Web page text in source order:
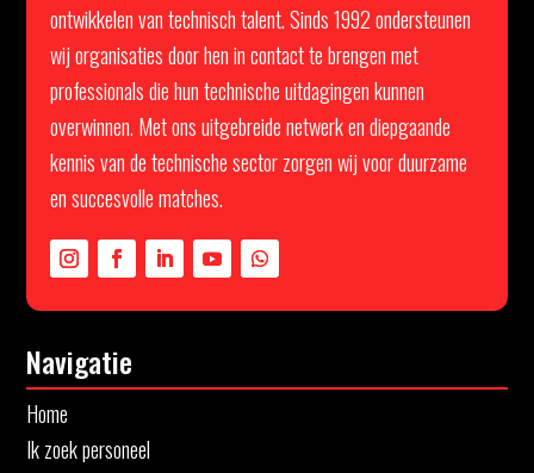
ontwikkelen van technisch talent. Sinds 1992 ondersteunen
wij organisaties door hen in contact te brengen met
professionals die hun technische uitdagingen kunnen
overwinnen. Met ons uitgebreide netwerk en diepgaande
kennis van de technische sector zorgen wij voor duurzame
en succesvolle matches.
Navigatie
Home
Ik zoek personeel